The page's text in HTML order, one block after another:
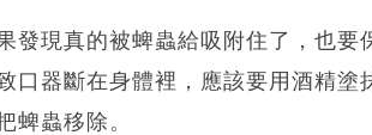
發現真的被蜱蟲給吸附住了，也
口器斷在身體裡，應該要用酒精
蜱蟲移除。